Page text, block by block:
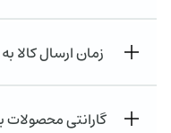
زمان ارسال
گارانتی